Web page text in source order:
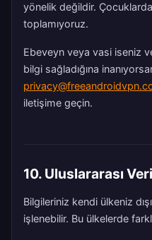
yönelik değildir.
toplamıyoruz.
Ebeveyn veya vasi iseniz
bilgi sağladığına
iletişime geçin.
10. Uluslararası
Bilgileriniz kendi ülkeniz
işlenebilir. Bu ülkelerde